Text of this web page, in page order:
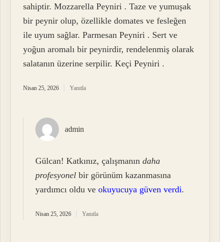
sahiptir. Mozzarella Peyniri . Taze ve yumuşak
bir peynir olup, özellikle domates ve fesleğen
ile uyum sağlar. Parmesan Peyniri . Sert ve
yoğun aromalı bir peynirdir, rendelenmiş olarak
salatanın üzerine serpilir. Keçi Peyniri .
Nisan 25, 2026 Yanıtla
admin
Gülcan! Katkınız, çalışmanındaha
profesyonel bir görünüm kazanmasına
yardımcı oldu veokuyucuya güven verdi.
Nisan 25, 2026 Yanıtla